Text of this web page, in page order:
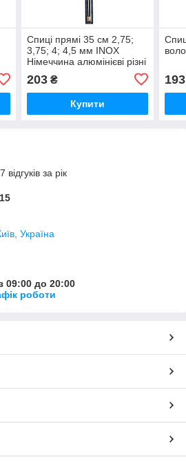
Спиці прямі 35 см 2,75;
3,75; 4; 4,5 мм INOX
Німеччина алюмінієві різні
написаний розмір
203₴
Купити
193
за рік
Україна
09:00 до 20:00
роботи